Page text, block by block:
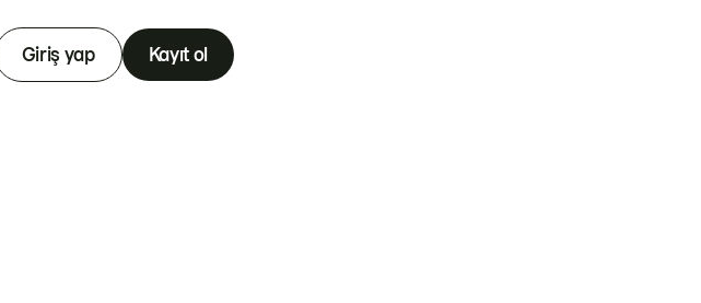
Giriş yap Kayıt ol